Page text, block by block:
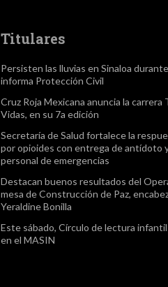
Titulares
Persisten las lluvias en Sinaloa
informa Protección Civil
Cruz Roja Mexicana anuncia la carrera
Vidas, en su 7a edición
Secretaría de Salud fortalece la
por opioides con entrega de antídoto
personal de emergencias
Destacan buenos resultados del
mesa de Construcción de Paz,
Yeraldine Bonilla
Este sábado, Círculo de lectura
en el MASIN